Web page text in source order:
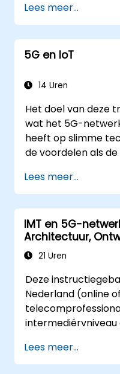
Reële gevallen
andere landen
De
5G-dekking te
kwaliteit van
Lees meer...
5G en IoT
14 Uren
Het doel van deze
wat het 5G-
heeft op slimme
de voordelen als
zien, evenals de
netwerk dat vanaf
een ‘slimme
Lees meer...
IMT en 5G-
Architectuur,
Operaties
21 Uren
Deze
Nederland (online
architectuur en
operaties en
Lees meer...